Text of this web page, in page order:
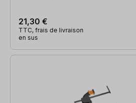
21,30 €
TTC, frais de livraison
en sus